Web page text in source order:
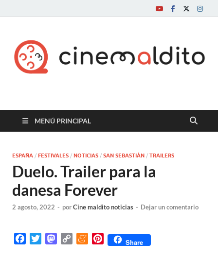
Cine maldito
MENÚ PRINCIPAL
ESPAÑA / FESTIVALES / NOTICIAS / SAN SEBASTIÁN / TRAILERS
Duelo. Trailer para la
danesa Forever
2 agosto, 2022 - porCine maldito noticias - Dejar un comentario
M
M
P
Share